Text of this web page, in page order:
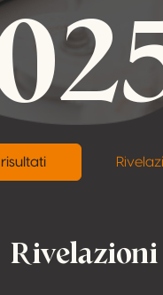
Rivelazioni